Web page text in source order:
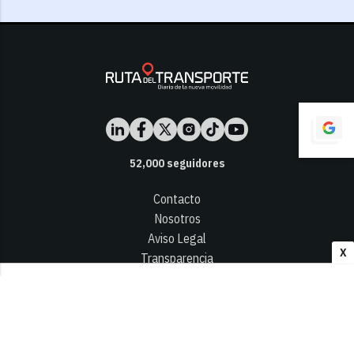
X
52,000seguidores
Contacto
Nosotros
Aviso Legal
Transparencia